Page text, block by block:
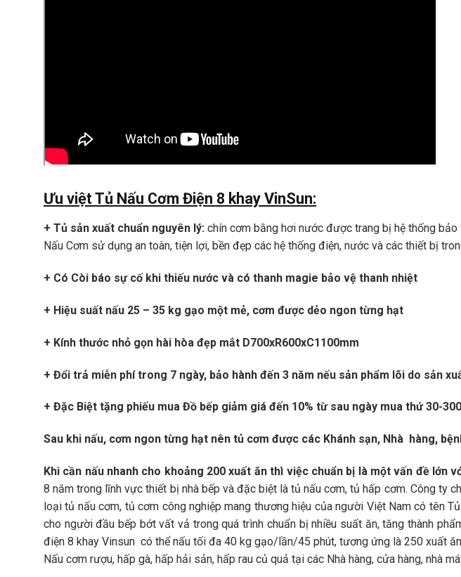
Ưu việt Tủ Nấu Cơm Điện 8 khay VinSun:
+ Tủ sản xuất chuẩn nguyên lý:​​ chín cơm bằng hơi nước được trang bị hệ thống
Nấu Cơm sử dụng an toàn, tiện lợi, bền đẹp các hệ thống điện, nước và các thiết bị
+ Có Còi báo sự cố khi thiếu nước và có thanh magie bảo vệ thanh nhiệt
+ Hiệu suất nấu 25 – 35 kg gạo một mẻ, cơm được dẻo ngon từng hạt
+ Kính thước nhỏ gọn hài hòa đẹp mắt D700xR600xC1100mm
+ Đổi trả miễn phí trong 7 ngày, bảo hành đến 3 năm nếu sản phẩm lõi do sản
+ Đặc Biệt tặng phiếu mua Đồ bếp giảm giá đến 10% từ sau ngày mua thứ 30-
Sau khi nấu, cơm ngon từng hạt nên tủ cơm được các Khánh sạn, Nhà hàng,
Khi cần nấu nhanh cho khoảng 200 xuất ăn thì việc chuẩn bị là một vấn đề lớn
8 năm trong lĩnh vực thiết bị nhà bếp và đặc biệt là tủ nấu cơm, tủ hấp cơm. Công ty
loại tủ nấu cơm, tủ cơm công nghiệp mang thương hiệu của người Việt Nam có tên
cho người đầu bếp bớt vất vả trong quá trình chuẩn bị nhiều suất ăn, tăng thành
điện 8 khay Vinsun có thể nấu tối đa 40 kg gạo/lần/45 phút, tương ứng là 250 xuất
Nấu cơm rượu, hấp gà, hấp hải sản, hấp rau củ quả tại các Nhà hàng, cửa hàng, nhà